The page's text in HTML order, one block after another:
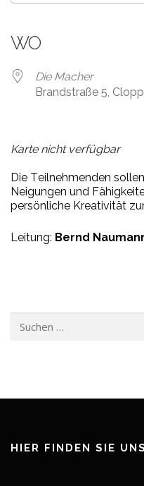
WO
Die Macher
Brandstraße 5,
Karte nicht verfügbar
Die Teilnehmenden sollen
Neigungen und Fähigkei
persönliche Kreativität
Leitung: Bernd
nach:
HIER FINDEN SIE UNS